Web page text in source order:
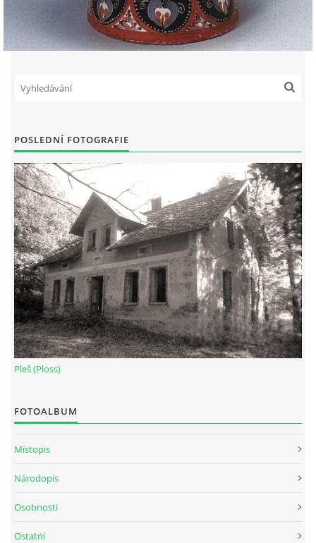
POSLEDNÍ FOTOGRAFIE
Pleš (Ploss)
FOTOALBUM
Místopis
Národopis
Osobnosti
Ostatní